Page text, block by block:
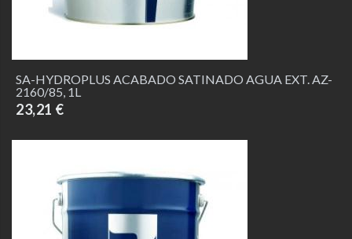
SA-HYDROPLUS ACABADO SATINADO AGUA EXT. AZ-
2160/85, 1L
23,21 €